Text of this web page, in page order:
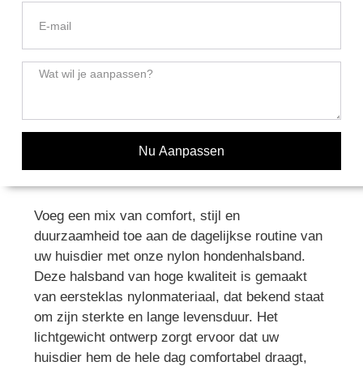
Nu Aanpassen
Voeg een mix van comfort, stijl en
duurzaamheid toe aan de dagelijkse routine van
uw huisdier met onze nylon hondenhalsband.
Deze halsband van hoge kwaliteit is gemaakt
van eersteklas nylonmateriaal, dat bekend staat
om zijn sterkte en lange levensduur. Het
lichtgewicht ontwerp zorgt ervoor dat uw
huisdier hem de hele dag comfortabel draagt,